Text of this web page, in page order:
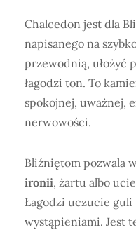
Chalcedon jest dla
napisanego na
przewodnią, ułożyć
łagodzi ton. To
spokojnej, uważnej,
nerwowości.
Bliźniętom pozwala
ironii, żartu albo
Łagodzi uczucie
wystąpieniami. Jest